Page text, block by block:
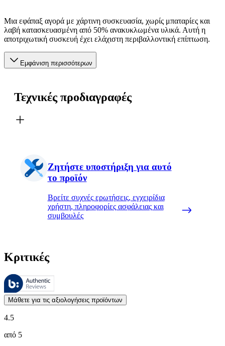
Μια εφάπαξ αγορά με χάρτινη συσκευασία, χωρίς μπαταρίες και
λαβή κατασκευασμένη από 50% ανακυκλωμένα υλικά. Αυτή η
αποτριχωτική συσκευή έχει ελάχιστη περιβαλλοντική επίπτωση.
Εμφάνιση περισσότερων
Τεχνικές προδιαγραφές
Ζητήστε υποστήριξη για αυτό
το προϊόν
Βρείτε συχνές ερωτήσεις, εγχειρίδια
χρήστη, πληροφορίες ασφάλειας και
συμβουλές
Κριτικές
Αυτές οι κριτικές υποβάλλονται σε διαχείριση από το
Οι απόψεις των πελατών με τη μορφή αξιολογήσεων προϊόντων και
Μάθετε για τις αξιολογήσεις προϊόντων
4.5
από 5